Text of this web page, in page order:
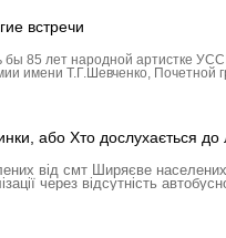
встречи
бы 85 лет народной артистке
имени Т.Г.Шевченко,
або Хто дослухається
від смт Ширяєве
через відсутність